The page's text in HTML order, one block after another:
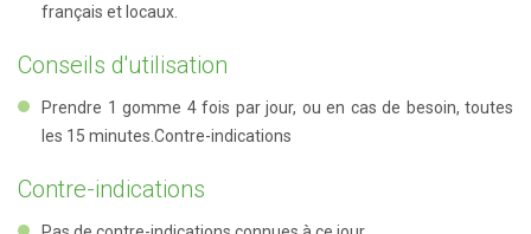
français et locaux.
Conseils d'utilisation
Prendre 1 gomme 4 fois par jour, ou en cas de besoin, toutes
les 15 minutes. Contre-indications
Contre-indications